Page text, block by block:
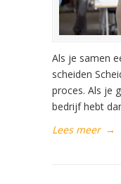
Als je samen
scheiden
proces. Als je
bedrijf hebt
Lees meer →